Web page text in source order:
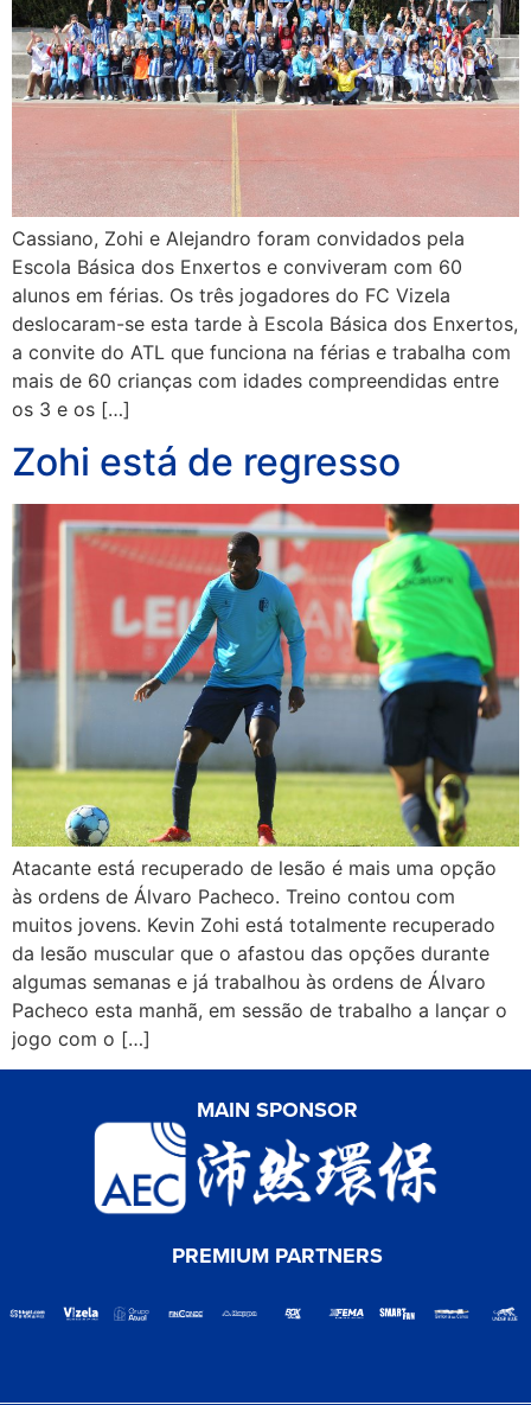
Cassiano, Zohi e Alejandro foram convidados pela
Escola Básica dos Enxertos e conviveram com 60
alunos em férias. Os três jogadores do FC Vizela
deslocaram-se esta tarde à Escola Básica dos Enxertos,
a convite do ATL que funciona na férias e trabalha com
mais de 60 crianças com idades compreendidas entre
os 3 e os […]
Zohi está de regresso
Atacante está recuperado de lesão é mais uma opção
às ordens de Álvaro Pacheco. Treino contou com
muitos jovens. Kevin Zohi está totalmente recuperado
da lesão muscular que o afastou das opções durante
algumas semanas e já trabalhou às ordens de Álvaro
Pacheco esta manhã, em sessão de trabalho a lançar o
jogo com o […]
MAIN SPONSOR
PREMIUM PARTNERS